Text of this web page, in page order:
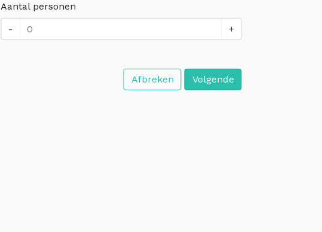
Aantal personen
-
+
Afbreken Volgende